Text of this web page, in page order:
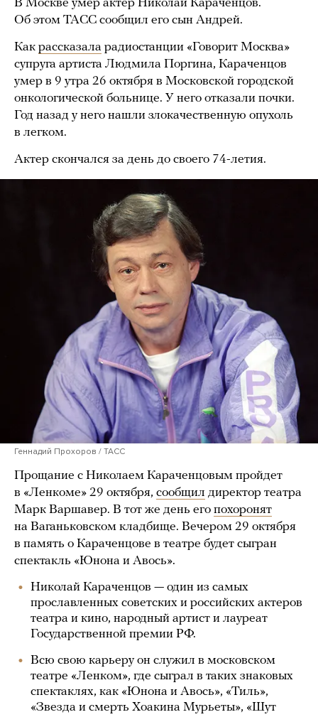
В Москве умер актер Николай Караченцов.
Об этом ТАСС сообщил его сын Андрей.
Как рассказала радиостанции «Говорит Москва»
супруга артиста Людмила Поргина, Караченцов
умер в 9 утра 26 октября в Московской городской
онкологической больнице. У него отказали почки.
Год назад у него нашли злокачественную опухоль
в легком.
Актер скончался за день до своего 74-летия.
Геннадий Прохоров / ТАСС
Прощание с Николаем Караченцовым пройдет
в «Ленкоме» 29 октября, сообщил директор театра
Марк Варшавер. В тот же день его похоронят
на Ваганьковском кладбище. Вечером 29 октября
в память о Караченцове в театре будет сыгран
спектакль «Юнона и Авось».
Николай Караченцов — один из самых
прославленных советских и российских актеров
театра и кино, народный артист и лауреат
Государственной премии РФ.
Всю свою карьеру он служил в московском
театре «Ленком», где сыграл в таких знаковых
спектаклях, как «Юнона и Авось», «Тиль»,
«Звезда и смерть Хоакина Мурьеты», «Шут